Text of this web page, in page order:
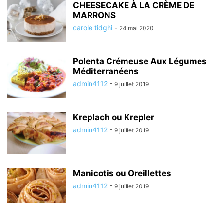
CHEESECAKE À LA CRÈME DE
MARRONS
carole tidghi - 24 mai 2020
Polenta Crémeuse Aux Légumes
Méditerranéens
admin4112 - 9 juillet 2019
Kreplach ou Krepler
admin4112 - 9 juillet 2019
Manicotis ou Oreillettes
admin4112 - 9 juillet 2019